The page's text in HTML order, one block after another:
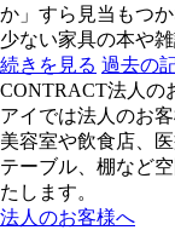
か」すら見当もつ
少ない家具の本や
続きを見る 過去の
CONTRACT法人の
アイでは法人のお
美容室や飲食店、
テーブル、棚など
たします。
法人のお客様へ